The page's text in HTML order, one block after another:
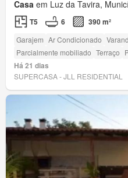
Casa em Luz da Tavira,
T5 6 390 m²
Garajem Ar Condicionado
Parcialmente mobiliado Terraço
Há 21 dias
SUPERCASA - JLL RESIDENTIAL